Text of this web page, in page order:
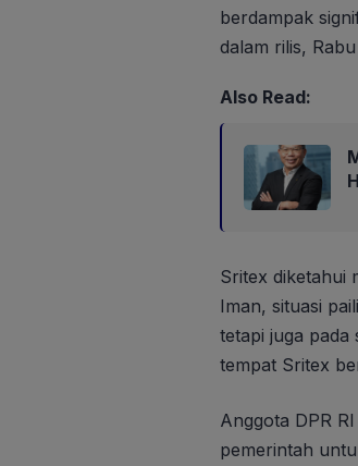
berdampak
dalam rilis,
Also Read:
Sritex diketahui
Iman, situasi
tetapi juga pada
tempat Sritex
Anggota DPR
pemerintah